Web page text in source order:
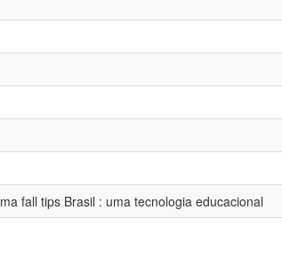
fall tips Brasil : uma tecnologia educacional